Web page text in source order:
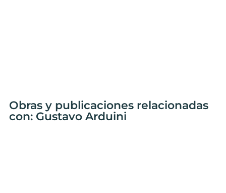
Obras y publicaciones relacionadas
con: Gustavo Arduini